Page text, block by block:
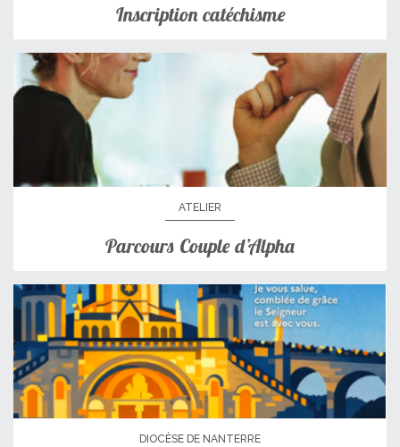
Inscription catéchisme
ATELIER
Parcours Couple d’Alpha
DIOCÈSE DE NANTERRE